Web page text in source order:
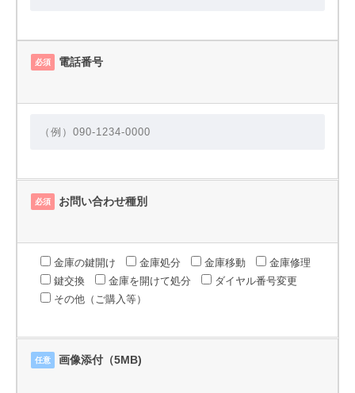
必須 電話番号
必須 お問い合わせ種別
金庫の鍵開け 金庫処分 金庫移動
金庫修理
鍵交換
金庫を開けて処分
ダイヤル番号変更
その他（ご購入等）
任意 画像添付（5MB)